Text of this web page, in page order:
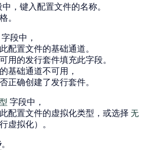
，键入配置文件的名称。
。
字段中，
配置文件的基础通道。
用的发行套件填充此字段。
基础通道不可用，
正确创建了发行套件。
字段中，
配置文件的虚拟化类型，或选择 无
虚拟化）。
。